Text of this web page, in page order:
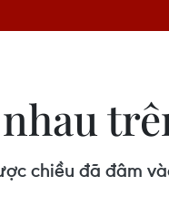
chiều đã đâm